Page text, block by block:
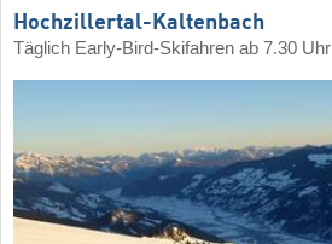
Hochzillertal-Kaltenbach
Täglich Early-Bird-Skifahren ab 7.30 Uhr